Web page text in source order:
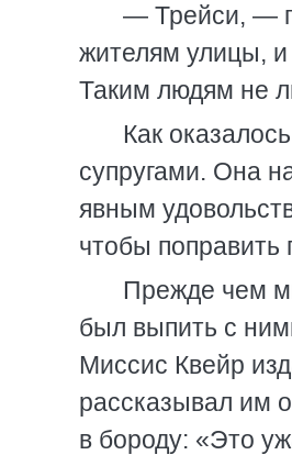
— Трейси, —
жителям улицы, и
Таким людям не
Как
супругами. Она
явным
чтобы поправить
Прежде чем
был выпить с
Миссис Квейр
рассказывал им
в бороду: «Это